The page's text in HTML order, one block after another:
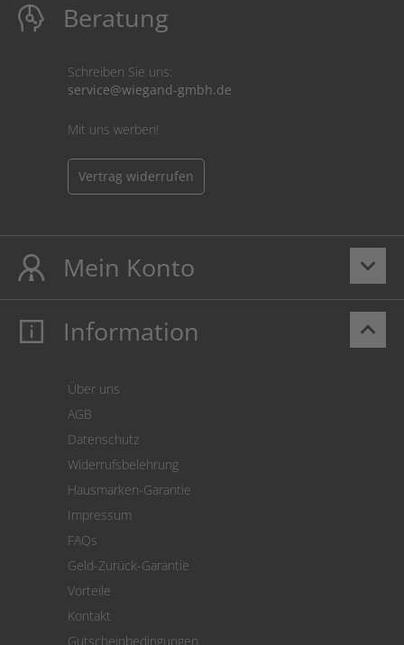
Beratung
Schreiben Sie uns:
service@wiegand-gmbh.de
Mit uns werben!
Vertrag widerrufen
keyboard_arrow_down
Mein Konto
Mein Konto
Cookie Einstellungen
keyboard_arrow_up
Information
Über uns
AGB
Datenschutz
Widerrufsbelehrung
Hausmarken-Garantie
Impressum
FAQs
Geld-Zurück-Garantie
Vorteile
Kontakt
Gutscheinbedingungen